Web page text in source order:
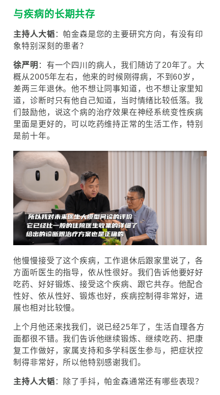
与疾病的长期共存
主持人大韬 ：帕金森是您的主要研究方向，有没有印
象特别深刻的患者？
徐严明 ：有一个四川的病人，我们随访了20年了。大
概从2005年左右，他来的时候刚得病，不到60岁，
差两三年退休。他不想让同事知道，也不想让家里知
道，诊断时只有他自己知道，当时情绪比较低落。我
们鼓励他，说这个病的治疗效果在神经系统变性疾病
里面是更好的，可以吃药维持正常的生活工作，特别
是前十年。
他慢慢接受了这个疾病，工作退休后跟家里说了，各
方面听医生的指导，依从性很好。我们告诉他要好好
吃药、好好锻炼、接受这个疾病、跟它共存。他配合
性好、依从性好、锻炼也好，疾病控制得非常好，进
展也相对比较慢。
上个月他还来找我们，说已经25年了，生活自理各方
面都很不错。我们告诉他继续锻炼、继续吃药、把康
复工作做好，家属支持和多学科医生参与，把症状控
制得非常好，所以他特别感谢我们。
主持人大韬 ：除了手抖，帕金森通常还有哪些表现？